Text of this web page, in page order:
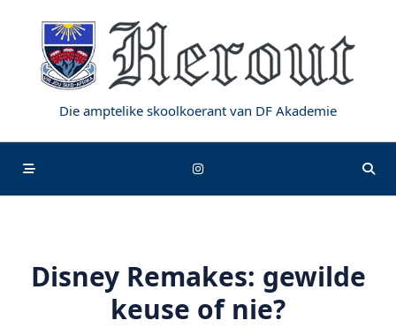
content
Die amptelike skoolkoerant van DF Akademie
Disney Remakes: gewilde
keuse of nie?